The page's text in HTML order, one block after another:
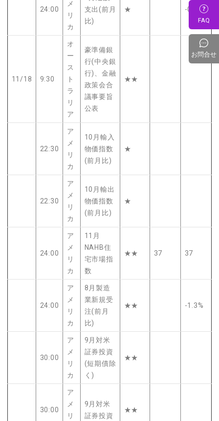
24:00
メ
リ
カ
支出(前月
比)
★ -0.1%
11/18 9:30
オ
ー
ス
ト
ラ
リ
ア
豪準備銀
行(中央銀
行)、金融
政策会合
議事要旨
公表
★★
22:30
ア
メ
リ
カ
10月輸入
物価指数
(前月比)
★
22:30
ア
メ
リ
カ
10月輸出
物価指数
(前月比)
★
24:00
ア
メ
リ
カ
11月
NAHB住
宅市場指
数
★★ 37 37
24:00
ア
メ
リ
カ
8月製造
業新規受
注(前月
比)
★★ -1.3%
30:00
ア
メ
リ
カ
9月対米
証券投資
(短期債除
く)
★★
30:00
ア
メ
リ
9月対米
証券投資
★★
FAQ
お問合せ